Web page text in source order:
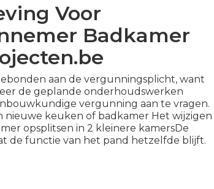
Voor
Badkamer
aan de vergunningsplicht, want
de geplande onderhoudswerken
vergunning aan te vragen.
nieuwe keuken of badkamer Het wijzigen
opsplitsen in 2 kleinere kamersDe
de functie van het pand hetzelfde blijft.